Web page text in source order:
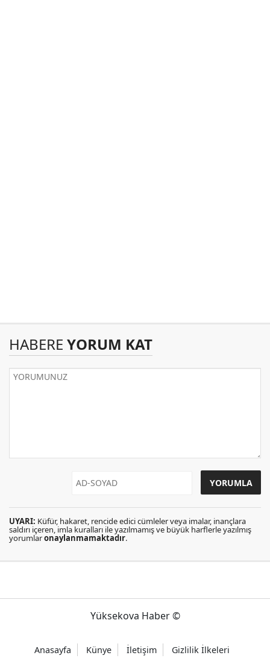
HABERE YORUM KAT
UYARI: Küfür, hakaret, rencide edici cümleler veya imalar, inançlara
saldırı içeren, imla kuralları ile yazılmamış ve büyük harflerle yazılmış
yorumlaronaylanmamaktadır.
Yüksekova Haber ©
Anasayfa Künye İletişim Gizlilik İlkeleri